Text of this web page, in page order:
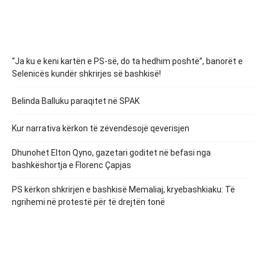
“Ja ku e keni kartën e PS-së, do ta hedhim poshtë”, banorët e
Selenicës kundër shkrirjes së bashkisë!
Belinda Balluku paraqitet në SPAK
Kur narrativa kërkon të zëvendësojë qeverisjen
Dhunohet Elton Qyno, gazetari goditet në befasi nga
bashkëshortja e Florenc Çapjas
PS kërkon shkrirjen e bashkisë Memaliaj, kryebashkiaku: Të
ngrihemi në protestë për të drejtën tonë